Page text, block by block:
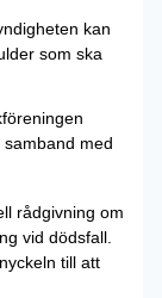
kan
som ska
med
rådgivning om
vid dödsfall.
till att